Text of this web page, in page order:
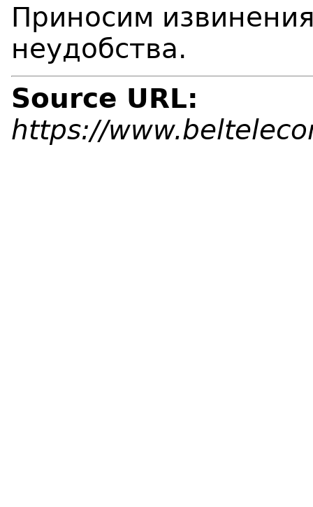
Приносим
неудобства.
Source URL:
https://